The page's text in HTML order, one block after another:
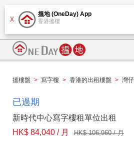
X
搵地 (OneDay) App
香港搵樓
搵樓盤 > 寫字樓 > 香港的出租樓盤 > 灣
已過期
新時代中心寫字樓租單位出租
HK$ 84,040 / 月
HK$ 106,960 / 月